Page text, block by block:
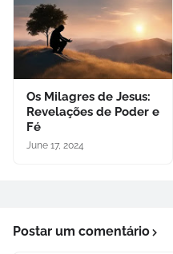
Os Milagres de Jesus:
Revelações de Poder e
Fé
June 17, 2024
Postar um comentário